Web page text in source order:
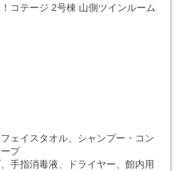
コテージ 2号棟 山側ツインルーム
ェイスタオル、シャンプー・コン
プ
手指消毒液、ドライヤー、館内用